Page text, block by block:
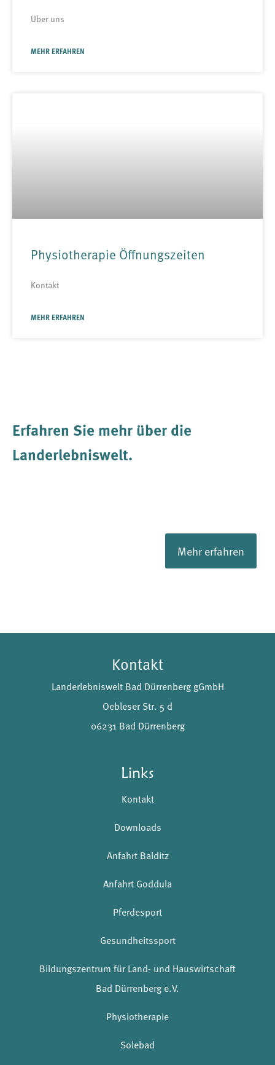
Über uns
MEHR ERFAHREN
Physiotherapie Öffnungszeiten
Kontakt
MEHR ERFAHREN
Erfahren Sie mehr über die
Landerlebniswelt.
Mehr erfahren
Kontakt
Landerlebniswelt Bad Dürrenberg gGmbH
Oebleser Str. 5 d
06231 Bad Dürrenberg
Links
Kontakt
Downloads
Anfahrt Balditz
Anfahrt Goddula
Pferdesport
Gesundheitssport
Bildungszentrum für Land- und Hauswirtschaft
Bad Dürrenberg e.V.
Physiotherapie
Solebad